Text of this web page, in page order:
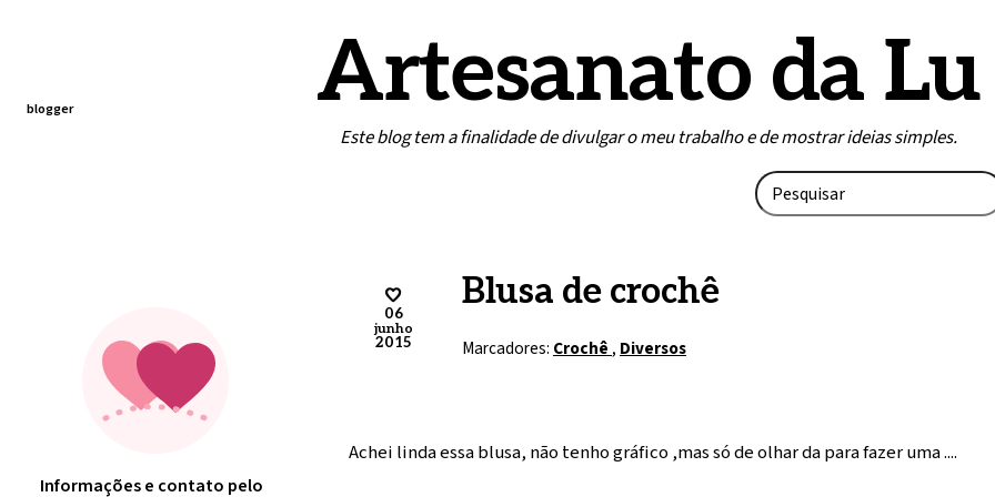
blogger Artesanato da Lu
Este blog tem a finalidade de divulgar o meu trabalho e de mostrar ideias simples.
Informações e contato pelo
Blusa de crochê
Marcadores: Crochê , Diversos
06
junho
2015
Achei linda essa blusa, não tenho gráfico ,mas só de olhar da para fazer uma ....